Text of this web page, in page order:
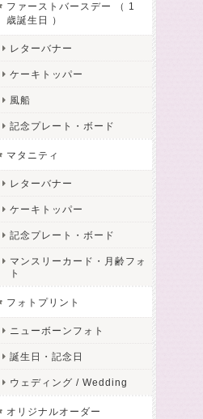
ファーストバースデー （ 1
歳誕生日 ）
レターバナー
ケーキトッパー
風船
記念プレート・ボード
マタニティ
レターバナー
ケーキトッパー
記念プレート・ボード
マンスリーカード・月齢フォ
ト
フォトプリント
ニューボーンフォト
誕生日・記念日
ウェディング / Wedding
オリジナルオーダー